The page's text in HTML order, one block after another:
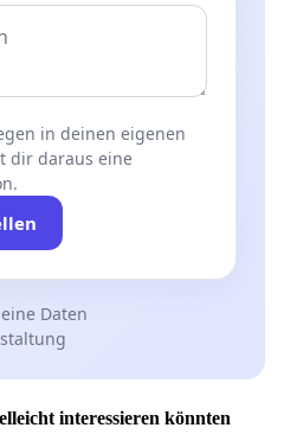
in deinen eigenen
dir daraus eine
Daten
interessieren könnten